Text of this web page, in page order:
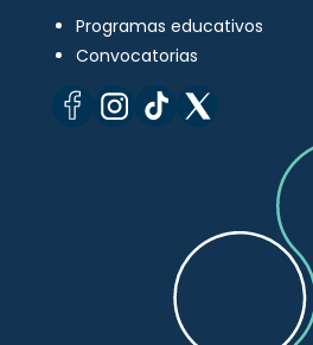
Programas educativos
Convocatorias